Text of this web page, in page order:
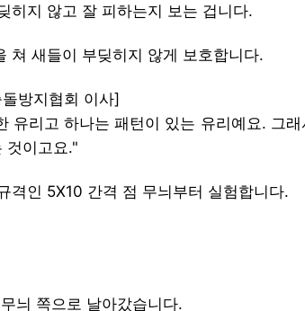
히지 않고 잘 피하는지 보는 겁니다.
쳐 새들이 부딪히지 않게 보호합니다.
방지협회 이사]
유리고 하나는 패턴이 있는 유리예요. 그
것이고요."
격인 5X10 간격 점 무늬부터 실험합니다.
늬 쪽으로 날아갔습니다.